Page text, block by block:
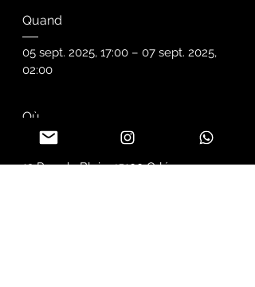
Quand
05 sept. 2025, 17:00 – 07 sept. 2025,
02:00
Où
Orléans
12 Rue de Blois, 45100 Orléans,